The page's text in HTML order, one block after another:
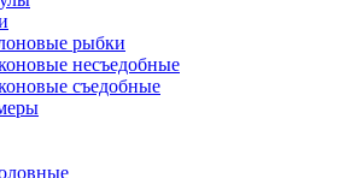
рыбки
несъедобные
съедобные